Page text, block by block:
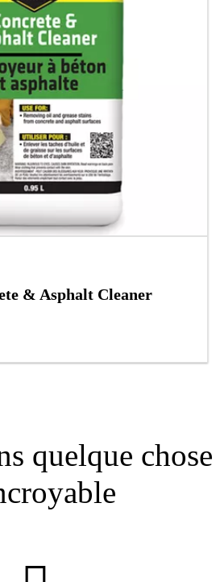
& Asphalt Cleaner
quelque chose